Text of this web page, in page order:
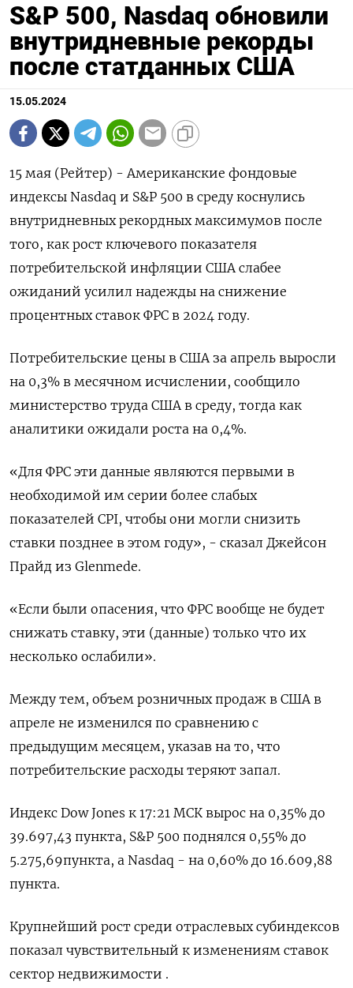
S&P 500, Nasdaq обновили
внутридневные рекорды
после статданных США
15.05.2024
15 мая (Рейтер) - Американские фондовые
индексы Nasdaq и S&P 500 в среду коснулись
внутридневных рекордных максимумов после
того, как рост ключевого показателя
потребительской инфляции США слабее
ожиданий усилил надежды на снижение
процентных ставок ФРС в 2024 году.
Потребительские цены в США за апрель выросли
на 0,3% в месячном исчислении, сообщило
министерство труда США в среду, тогда как
аналитики ожидали роста на 0,4%.
«Для ФРС эти данные являются первыми в
необходимой им серии более слабых
показателей CPI, чтобы они могли снизить
ставки позднее в этом году», - сказал Джейсон
Прайд из Glenmede.
«Если были опасения, что ФРС вообще не будет
снижать ставку, эти (данные) только что их
несколько ослабили».
Между тем, объем розничных продаж в США в
апреле не изменился по сравнению с
предыдущим месяцем, указав на то, что
потребительские расходы теряют запал.
Индекс Dow Jones к 17:21 МСК вырос на 0,35% до
39.697,43 пункта, S&P 500 поднялся 0,55% до
5.275,69​ пункта, а Nasdaq - на 0,60% до 16.609,88
пункта.
Крупнейший рост среди отраслевых субиндексов
показал чувствительный к изменениям ставок
сектор недвижимости .